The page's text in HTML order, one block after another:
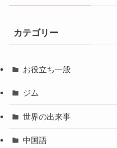
カテゴリー
お役立ち一般
ジム
世界の出来事
中国語